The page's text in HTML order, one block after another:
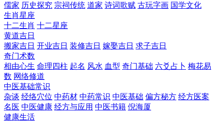
儒家 历史探究 宗祠传统 道家 诗词歌赋 古玩字画 国学文化
生肖星座
十二生肖 十二星座
黄道吉日
搬家吉日 开业吉日 装修吉日 嫁娶吉日 求子吉日
奇门术数
相由心生 命理四柱 起名 风水 血型 奇门基础 六爻占卜 梅花易
数 网络修道
中医基础常识
杂谈 经络穴位 中药材 中药常识 中医基础 偏方秘方 经方医案
名医 中医健康 经方与应用 中医书籍 倪海厦
健康生活